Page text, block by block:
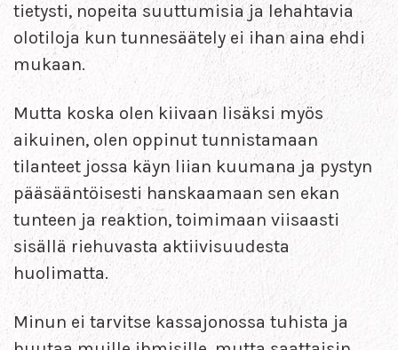
tietysti, nopeita suuttumisia ja lehahtavia
olotiloja kun tunnesäätely ei ihan aina ehdi
mukaan.
Mutta koska olen kiivaan lisäksi myös
aikuinen, olen oppinut tunnistamaan
tilanteet jossa käyn liian kuumana ja pystyn
pääsääntöisesti hanskaamaan sen ekan
tunteen ja reaktion, toimimaan viisaasti
sisällä riehuvasta aktiivisuudesta
huolimatta.
Minun ei tarvitse kassajonossa tuhista ja